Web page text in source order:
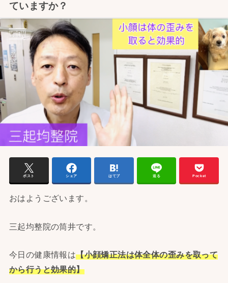
ていますか？
ポスト シェア はてブ 送る Pocket
おはようございます。
三起均整院の筒井です。
今日の健康情報は【小顔矯正法は体全体の歪みを取って
から行うと効果的】